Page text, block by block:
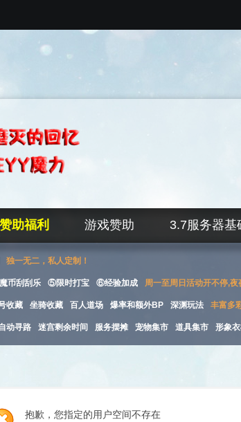
助福利 游戏赞助 3.7服务器基
独一无二，私人定制！
币刮刮乐 ⑤限时打宝 ⑥经验加成 周一至周日活动开不停,夜
收藏 坐骑收藏 百人道场 爆率和额外BP 深渊玩法 丰富多
动寻路 迷宫剩余时间 服务摆摊 宠物集市 道具集市 形象
抱歉，您指定的用户空间不存在